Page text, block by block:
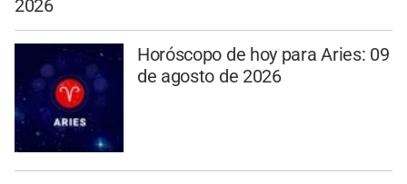
2026
Horóscopo de hoy para Aries: 09
de agosto de 2026